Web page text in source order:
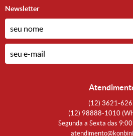
Newsletter
(12) 3621-
(12) 98888-1010
Segunda a Sexta das